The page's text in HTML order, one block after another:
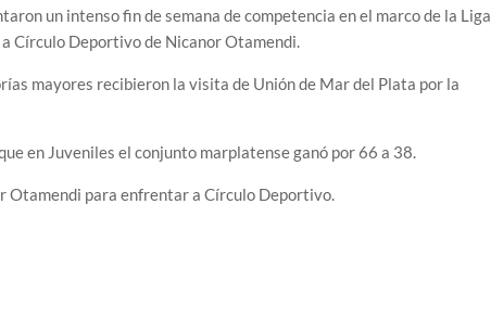
un intenso fin de semana de competencia en el marco de la Liga
Círculo Deportivo de Nicanor Otamendi.
mayores recibieron la visita de Unión de Mar del Plata por la
en Juveniles el conjunto marplatense ganó por 66 a 38.
Otamendi para enfrentar a Círculo Deportivo.